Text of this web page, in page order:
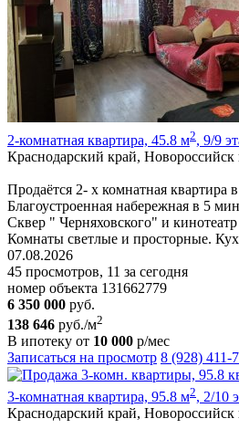
2-комнатная квартира, 45.8 м2, 9/9
Краснодарский край,
Продаётся 2- х комнатная квартира
Благоустроенная набережная в 5
Сквер " Черняховского" и
Комнаты светлые и просторные.
07.08.2026
45 просмотров, 11 за сегодня
номер объекта 131662779
6 350 000 руб.
138 646 руб./м2
В ипотеку от 10 000 р/мес
Записаться на просмотр 8 (928) 411-
3-комнатная квартира, 95.8 м2, 2/10
Краснодарский край,